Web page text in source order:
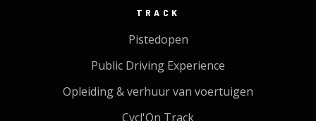
TRACK
Pistedopen
Public Driving Experience
Opleiding & verhuur van voertuigen
Cycl'On Track